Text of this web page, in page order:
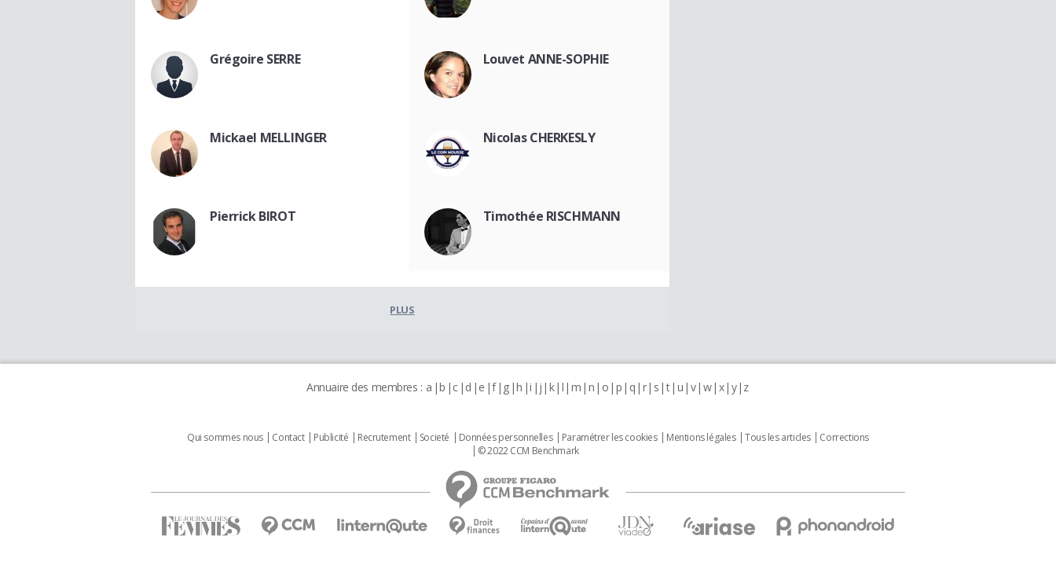
Grégoire SERRE Louvet ANNE-SOPHIE
Mickael MELLINGER Nicolas CHERKESLY
Pierrick BIROT Timothée RISCHMANN
PLUS
Annuaire des membres : a b c d e f g h i j k l m n o p q r s t u v w x y z
Qui sommes nous Contact Publicité Recrutement Societé Données personnelles Paramétrer les cookies Mentions légales Tous les articles
Corrections
© 2022 CCM Benchmark